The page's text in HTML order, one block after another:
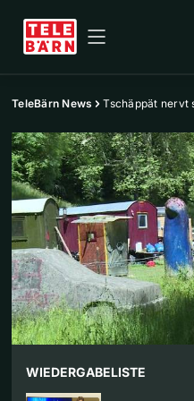
TeleBärn News Tschäppät nervt
WIEDERGABELISTE